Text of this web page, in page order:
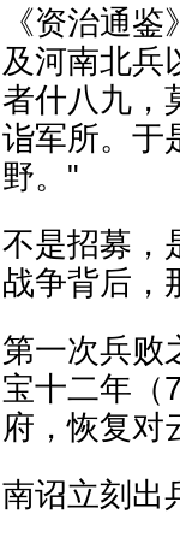
《资治通
及河南北兵
者什八九，
诣军所。于
野。"
不是招募，
战争背后，
第一次兵败
宝十二年（
府，恢复对
南诏立刻出